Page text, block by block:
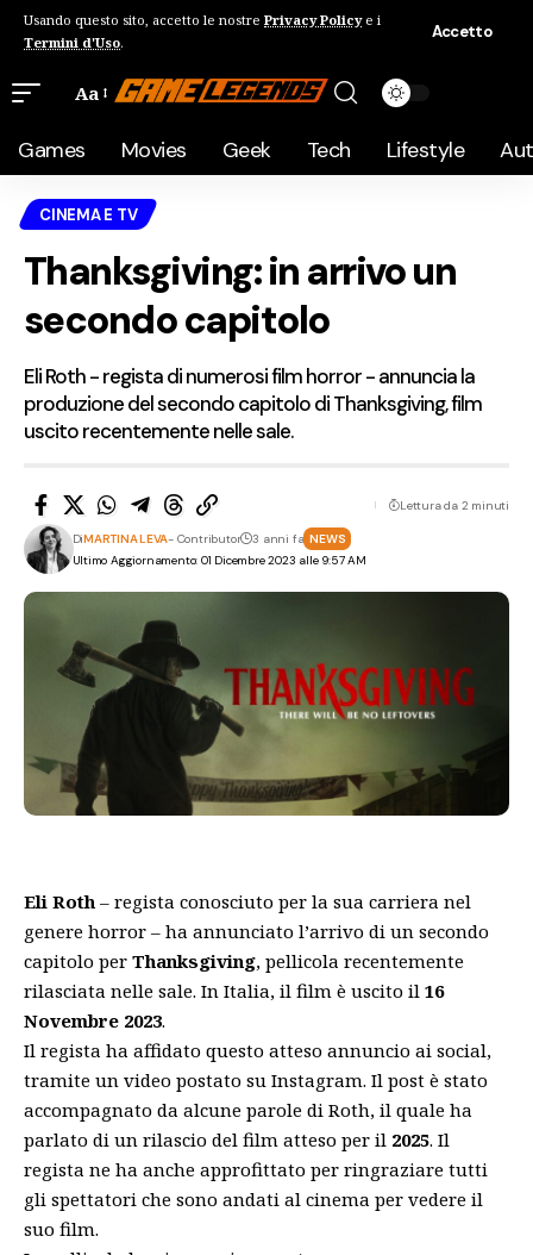
Usando questo sito, accetto le nostre Privacy Policye i
Termini d'Uso.
Accetto
Aa
Games Movies Geek Tech Lifestyle
CINEMA E TV
Thanksgiving: in arrivo un
secondo capitolo
Eli Roth - regista di numerosi film horror - annuncia la
produzione del secondo capitolo di Thanksgiving, film
uscito recentemente nelle sale.
Ultimo Aggiornamento: 01 Dicembre 2023 alle 9:57 AM
DiMARTINA LEVA- Contributor 3 anni fa NEWS
Lettura da 2 minuti
Eli Roth – regista conosciuto per la sua carriera nel
genere horror – ha annunciato l’arrivo di un secondo
capitolo per Thanksgiving, pellicola recentemente
rilasciata nelle sale. In Italia, il film è uscito il 16
Novembre 2023.
Il regista ha affidato questo atteso annuncio ai social,
tramite un video postato su Instagram. Il post è stato
accompagnato da alcune parole di Roth, il quale ha
parlato di un rilascio del film atteso per il 2025. Il
regista ne ha anche approfittato per ringraziare tutti
gli spettatori che sono andati al cinema per vedere il
suo film.